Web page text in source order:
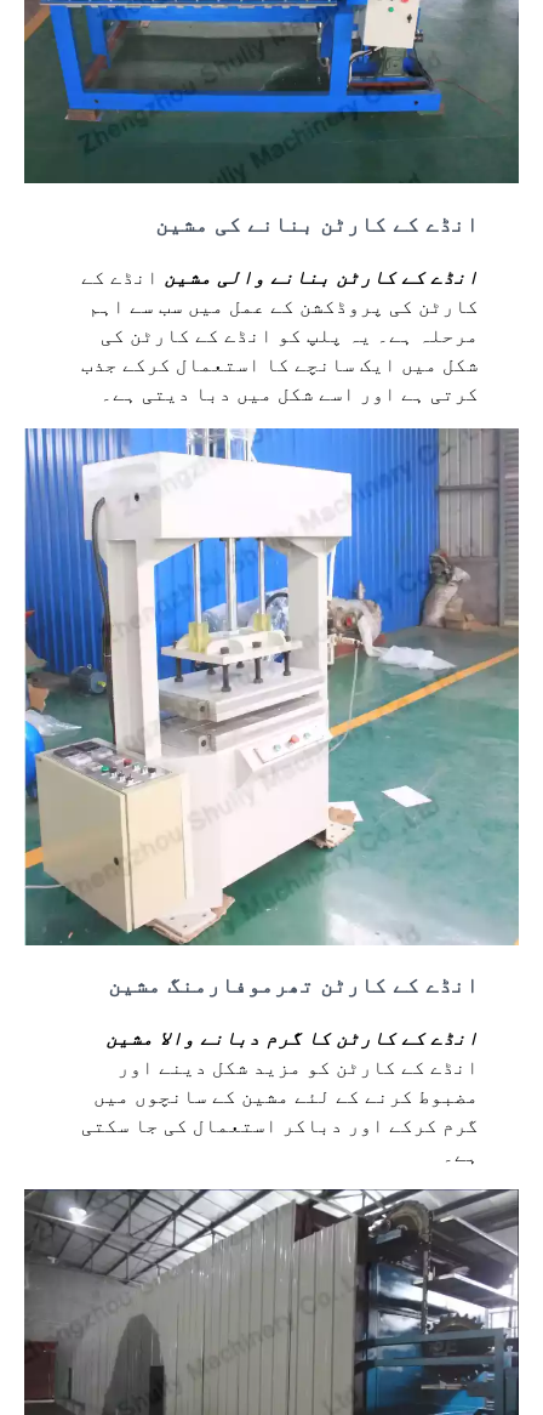
انڈے کے کارٹن بنانے کی مشین
انڈے کے کارٹن بنانے والی مشین انڈے کے
کارٹن کی پروڈکشن کے عمل میں سب سے اہم
مرحلہ ہے۔ یہ پلپ کو انڈے کے کارٹن کی
شکل میں ایک سانچے کا استعمال کرکے جذب
کرتی ہے اور اسے شکل میں دبا دیتی ہے۔
انڈے کے کارٹن تھرموفارمنگ مشین
انڈے کے کارٹن کا گرم دبانے والا مشین
انڈے کے کارٹن کو مزید شکل دینے اور
مضبوط کرنے کے لئے مشین کے سانچوں میں
گرم کرکے اور دباکر استعمال کی جا سکتی
ہے۔